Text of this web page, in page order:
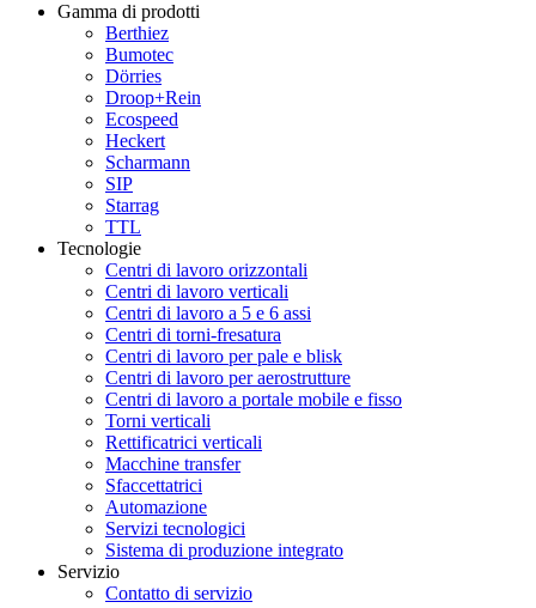
Gamma di prodotti
Berthiez
Bumotec
Dörries
Droop+Rein
Ecospeed
Heckert
Scharmann
SIP
Starrag
TTL
Tecnologie
Centri di lavoro orizzontali
Centri di lavoro verticali
Centri di lavoro a 5 e 6 assi
Centri di torni-fresatura
Centri di lavoro per pale e blisk
Centri di lavoro per aerostrutture
Centri di lavoro a portale mobile e fisso
Torni verticali
Rettificatrici verticali
Macchine transfer
Sfaccettatrici
Automazione
Servizi tecnologici
Sistema di produzione integrato
Servizio
Contatto di servizio